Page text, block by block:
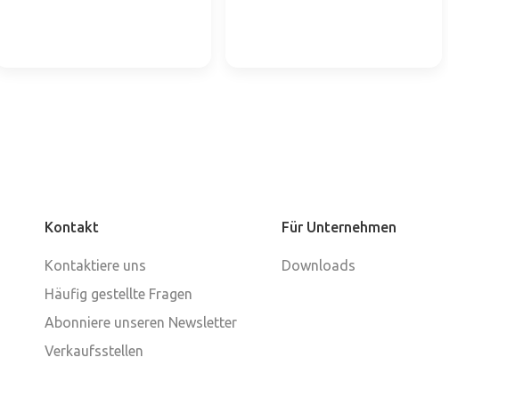
Kontakt
Kontaktiere uns
Häufig gestellte Fragen
Abonniere unseren Newsletter
Verkaufsstellen
Für Unternehmen
Downloads